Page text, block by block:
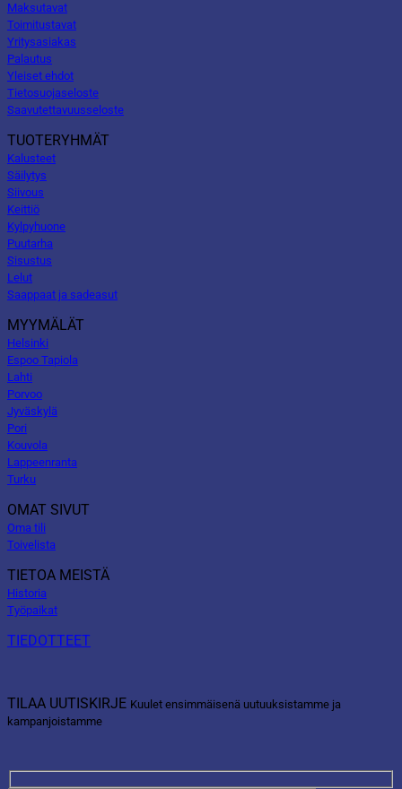
Maksutavat
Toimitustavat
Yritysasiakas
Palautus
Yleiset ehdot
Tietosuojaseloste
Saavutettavuusseloste
TUOTERYHMÄT
Kalusteet
Säilytys
Siivous
Keittiö
Kylpyhuone
Puutarha
Sisustus
Lelut
Saappaat ja sadeasut
MYYMÄLÄT
Helsinki
Espoo Tapiola
Lahti
Porvoo
Jyväskylä
Pori
Kouvola
Lappeenranta
Turku
OMAT SIVUT
Oma tili
Toivelista
TIETOA MEISTÄ
Historia
Työpaikat
TIEDOTTEET
TILAA UUTISKIRJE Kuulet ensimmäisenä uutuuksistamme ja
kampanjoistamme